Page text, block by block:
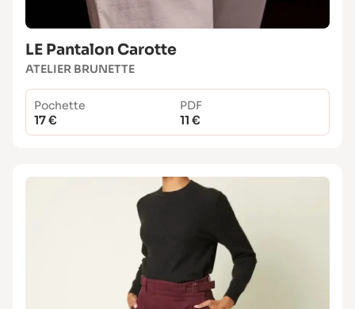
LE Pantalon Carotte
ATELIER BRUNETTE
Pochette
17 €
PDF
11 €